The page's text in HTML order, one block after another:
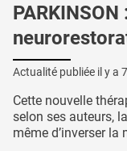
Actualité publiée il y a
Cette nouvelle
selon ses auteurs,
même d’inverser la